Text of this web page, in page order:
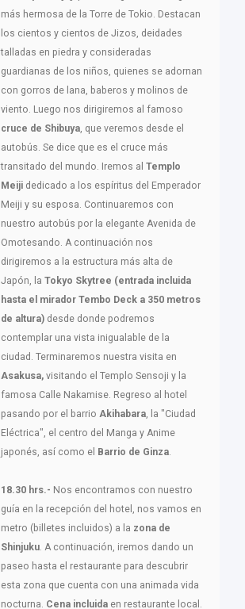
más hermosa de la Torre de Tokio. Destacan
los cientos y cientos de Jizos, deidades
talladas en piedra y consideradas
guardianas de los niños, quienes se adornan
con gorros de lana, baberos y molinos de
viento. Luego nos dirigiremos al famoso
cruce de Shibuya, que veremos desde el
autobús. Se dice que es el cruce más
transitado del mundo. Iremos al Templo
Meiji dedicado a los espíritus del Emperador
Meiji y su esposa. Continuaremos con
nuestro autobús por la elegante Avenida de
Omotesando. A continuación nos
dirigiremos a la estructura más alta de
Japón, la Tokyo Skytree (entrada incluida
hasta el mirador Tembo Deck a 350 metros
de altura) desde donde podremos
contemplar una vista inigualable de la
ciudad. Terminaremos nuestra visita en
Asakusa, visitando el Templo Sensoji y la
famosa Calle Nakamise. Regreso al hotel
pasando por el barrio Akihabara, la "Ciudad
Eléctrica", el centro del Manga y Anime
japonés, así como el Barrio de Ginza.
18.30 hrs.- Nos encontramos con nuestro
guía en la recepción del hotel, nos vamos en
metro (billetes incluidos) a la zona de
Shinjuku. A continuación, iremos dando un
paseo hasta el restaurante para descubrir
esta zona que cuenta con una animada vida
nocturna. Cena incluida en restaurante local.